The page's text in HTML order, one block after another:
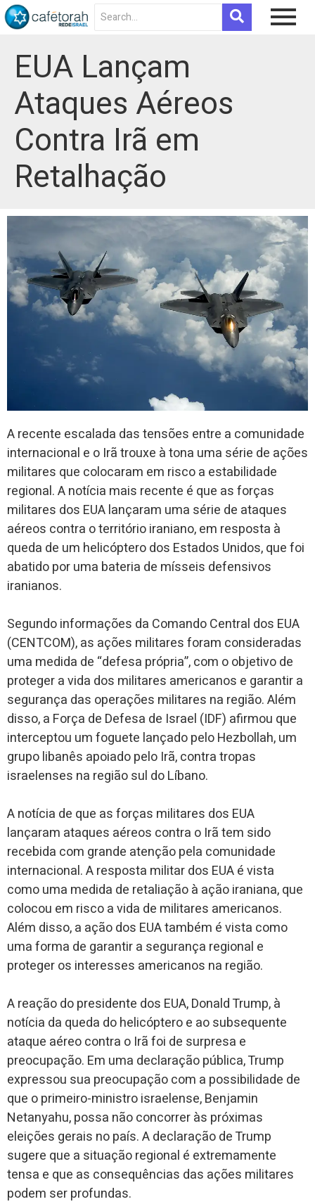
EUA Lançam
Ataques Aéreos
Contra Irã em
Retalhação
A recente escalada das tensões entre a comunidade
internacional e o Irã trouxe à tona uma série de ações
militares que colocaram em risco a estabilidade
regional. A notícia mais recente é que as forças
militares dos EUA lançaram uma série de ataques
aéreos contra o território iraniano, em resposta à
queda de um helicóptero dos Estados Unidos, que foi
abatido por uma bateria de mísseis defensivos
iranianos.
Segundo informações da Comando Central dos EUA
(CENTCOM), as ações militares foram consideradas
uma medida de “defesa própria”, com o objetivo de
proteger a vida dos militares americanos e garantir a
segurança das operações militares na região. Além
disso, a Força de Defesa de Israel (IDF) afirmou que
interceptou um foguete lançado pelo Hezbollah, um
grupo libanês apoiado pelo Irã, contra tropas
israelenses na região sul do Líbano.
A notícia de que as forças militares dos EUA
lançaram ataques aéreos contra o Irã tem sido
recebida com grande atenção pela comunidade
internacional. A resposta militar dos EUA é vista
como uma medida de retaliação à ação iraniana, que
colocou em risco a vida de militares americanos.
Além disso, a ação dos EUA também é vista como
uma forma de garantir a segurança regional e
proteger os interesses americanos na região.
A reação do presidente dos EUA, Donald Trump, à
notícia da queda do helicóptero e ao subsequente
ataque aéreo contra o Irã foi de surpresa e
preocupação. Em uma declaração pública, Trump
expressou sua preocupação com a possibilidade de
que o primeiro-ministro israelense, Benjamin
Netanyahu, possa não concorrer às próximas
eleições gerais no país. A declaração de Trump
sugere que a situação regional é extremamente
tensa e que as consequências das ações militares
podem ser profundas.